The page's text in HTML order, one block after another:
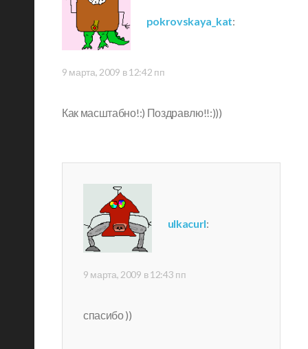
pokrovskaya_kat:
9 марта, 2009 в 12:42 пп
Как масштабно!:) Поздравлю!!:)))
ulkacurl:
9 марта, 2009 в 12:43 пп
спасибо ))